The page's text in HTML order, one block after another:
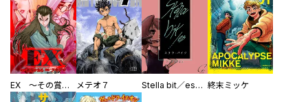
EX ～その賞金稼ぎは、世界の出口を探す～【単行本版】 メテオ７ Stella bit／es【単話版】 終末ミッケ